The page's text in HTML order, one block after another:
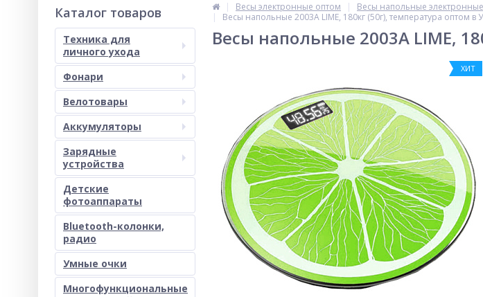
Каталог товаров
Техника для
личного ухода
Фонари
Велотовары
Аккумуляторы
Зарядные
устройства
Детские
фотоаппараты
Bluetooth-колонки,
радио
Умные очки
Многофункциональные
Весы электронные оптом
Весы напольные
Весы напольные 2003A LIME, 180кг (50г), температура оптом в
Весы напольные 2003A LIME,
ХИТ